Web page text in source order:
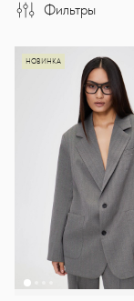
Фильтры
НОВИНКА